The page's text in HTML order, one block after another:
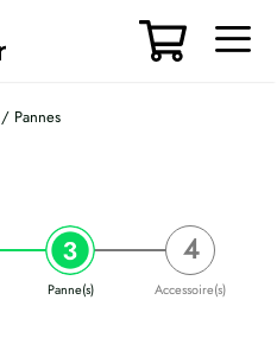
/ Pannes
Panne(s) Accessoire(s)